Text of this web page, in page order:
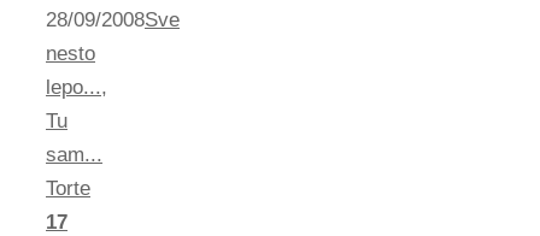
28/09/2008Sve
nesto
lepo...,
Tu
sam...
Torte
17